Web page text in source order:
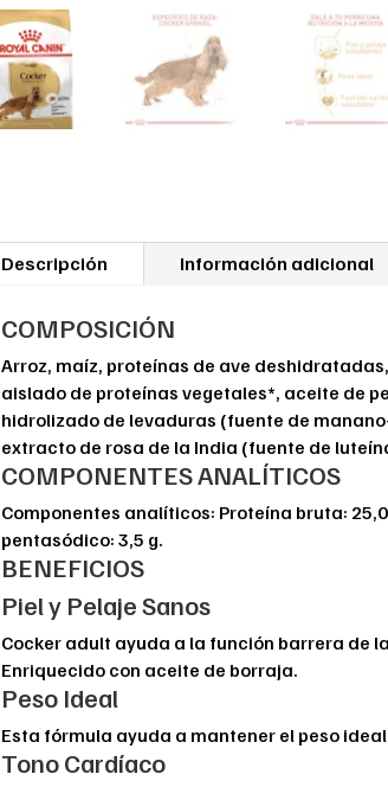
Descripción Información adicional
COMPOSICIÓN
Arroz, maíz, proteínas de ave
aislado de proteínas vegetales*, aceite de
hidrolizado de levaduras (fuente de
extracto de rosa de la India (fuente de
COMPONENTES ANALÍTICOS
Componentes analíticos: Proteína bruta:
pentasódico: 3,5 g.
BENEFICIOS
Piel y Pelaje Sanos
Cocker adult ayuda a la función barrera de
Enriquecido con aceite de borraja.
Peso Ideal
Esta fórmula ayuda a mantener el peso
Tono Cardíaco